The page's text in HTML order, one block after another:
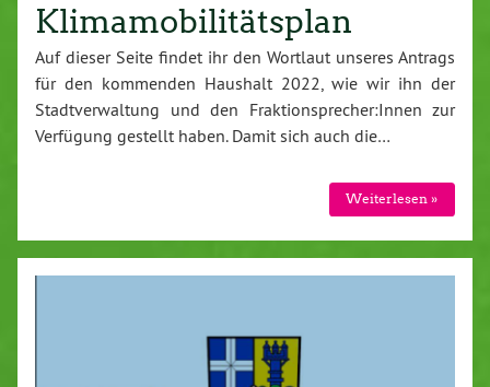
Klimamobilitätsplan
Auf dieser Seite findet ihr den Wortlaut unseres Antrags
für den kommenden Haushalt 2022, wie wir ihn der
Stadtverwaltung und den Fraktionsprecher:Innen zur
Verfügung gestellt haben. Damit sich auch die…
Weiterlesen »